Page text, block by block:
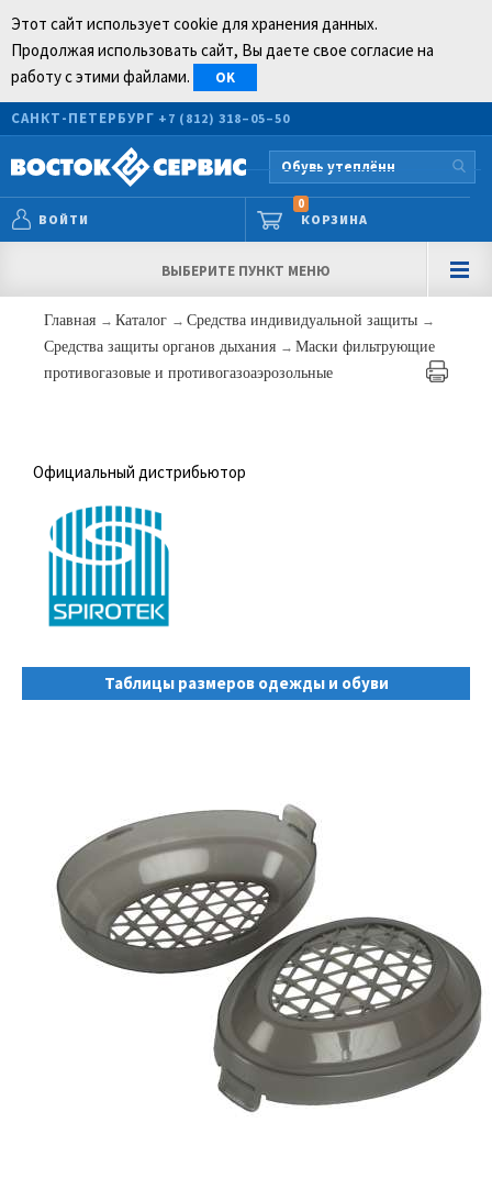
Этот сайт использует cookie для хранения данных.
Продолжая использовать сайт, Вы даете свое согласие на
работу с этими файлами.
OK
САНКТ-ПЕТЕРБУРГ +7 (812) 318–05–50
ВОЙТИ КОРЗИНА
0
ВЫБЕРИТЕ ПУНКТ МЕНЮ
Главная → Каталог → Средства индивидуальной защиты →
Средства защиты органов дыхания → Маски фильтрующие
противогазовые и противогазоаэрозольные
Официальный дистрибьютор
Таблицы размеров одежды и обуви